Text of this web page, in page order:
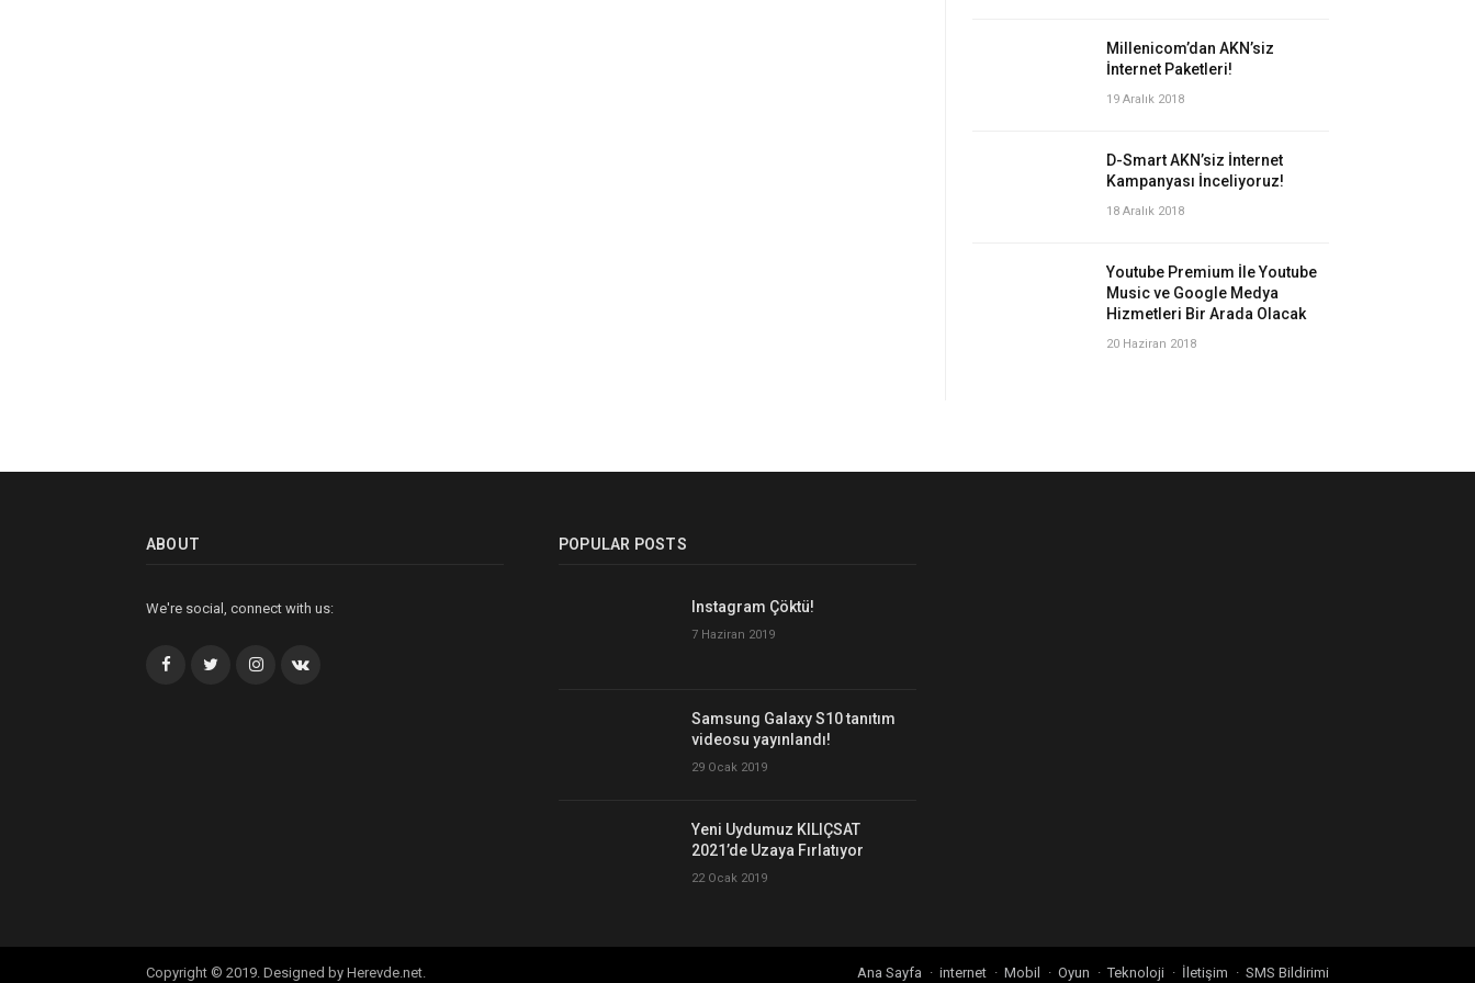
Millenicom’dan AKN’siz
İnternet Paketleri!
19 Aralık 2018
D-Smart AKN’siz İnternet
Kampanyası İnceliyoruz!
18 Aralık 2018
Youtube Premium İle Youtube
Music ve Google Medya
Hizmetleri Bir Arada Olacak
20 Haziran 2018
ABOUT
We're social, connect with us:
FacebookTwitterİnstagram+
VK
POPULAR POSTS
Instagram Çöktü!
7 Haziran 2019
Samsung Galaxy S10 tanıtım
videosu yayınlandı!
29 Ocak 2019
Yeni Uydumuz KILIÇSAT
2021’de Uzaya Fırlatıyor
22 Ocak 2019
Copyright © 2019. Designed by Herevde.net. Ana Sayfa internet Mobil Oyun Teknoloji İletişim SMS Bildirimi